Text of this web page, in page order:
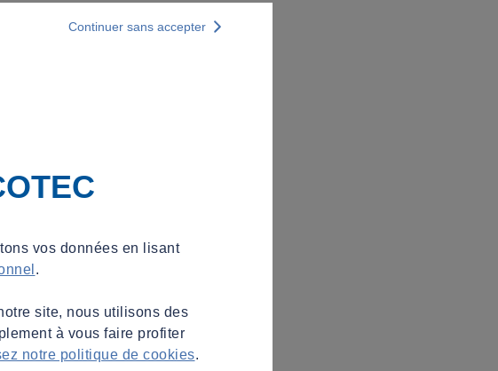
vos données en lisant
.
site, nous utilisons des
à vous faire profiter
notre politique de cookies.
Continuer sans accepter